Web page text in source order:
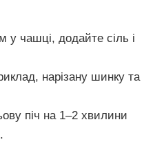
чашці, додайте сіль і
нарізану шинку та
піч на 1–2 хвилини